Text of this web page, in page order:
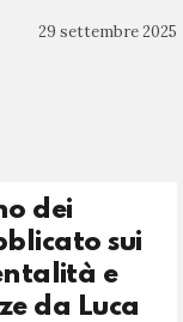
29 settembre 2025
dei
sui
e
da Luca